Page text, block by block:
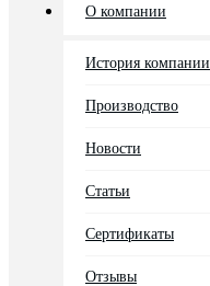
О компании
История компании
Производство
Новости
Статьи
Сертификаты
Отзывы